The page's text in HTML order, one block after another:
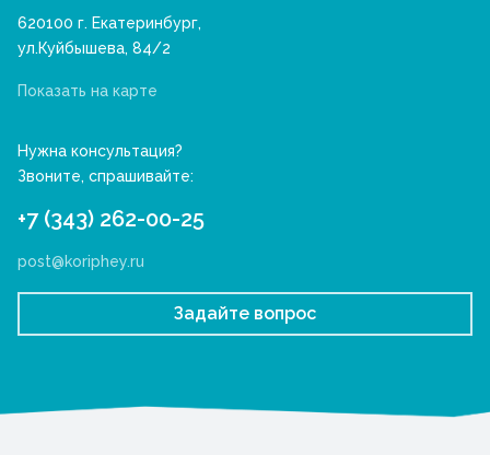
620100 г. Екатеринбург,
ул.Куйбышева, 84/2
Показать на карте
Нужна консультация?
Звоните, спрашивайте:
+7 (343) 262-00-25
post@koriphey.ru
Задайте вопрос